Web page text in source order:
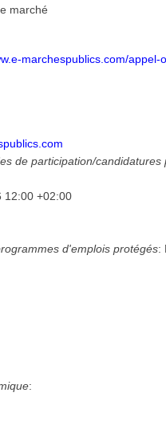
marché
marchespublics.com/appel-
de participation/
12:00 +02:00
d'emplois protégés:
: